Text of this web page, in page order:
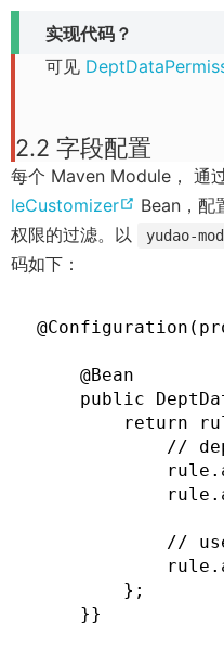
实现代码？
可见
2.2 字段配置
每个 Maven Module， 通
leCustomizer
(
o
n
e
o
Bean，配
权限的过滤。以
yudao-
码如下：
@Bean
public
return rule
// dept 基于
// user 基于
};
}}